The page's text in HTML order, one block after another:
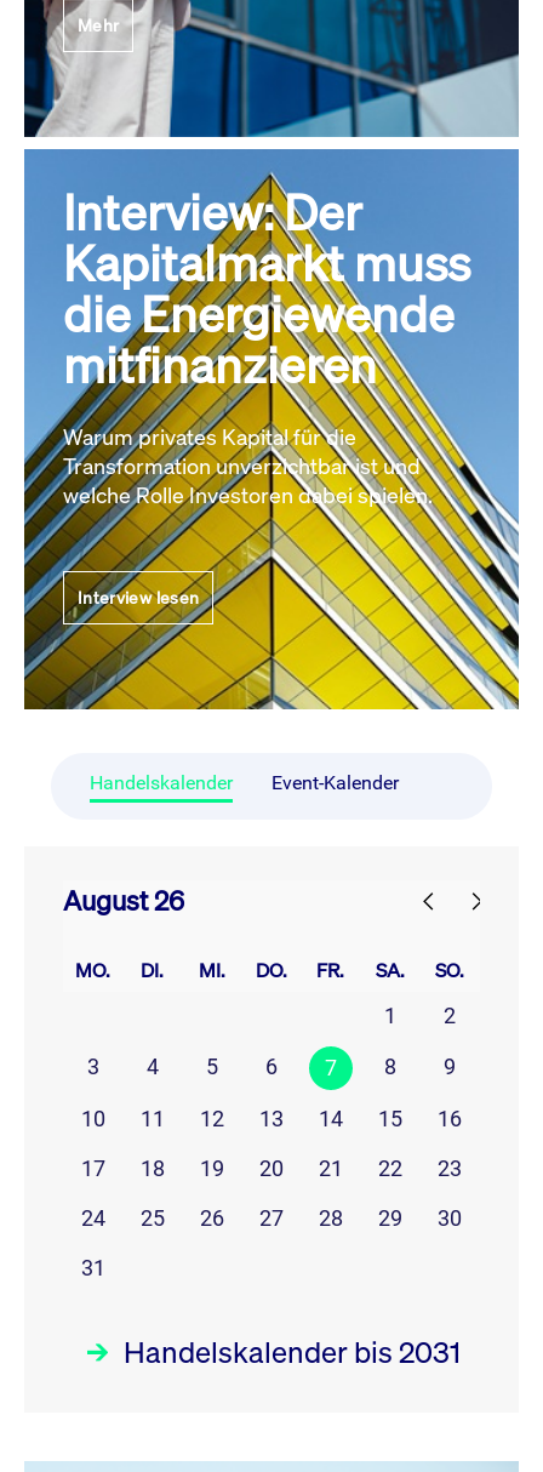
Mehr
Interview: Der
Kapitalmarkt muss
die Energiewende
mitfinanzieren
Warum privates Kapital für die
Transformation unverzichtbar ist und
welche Rolle Investoren dabei spielen.
Interview lesen
Handelskalender Event-Kalender
August 26
MO. DI. MI. DO. FR. SA. SO.
1
2
3
4 5 6 7 8 9
10 11 12 13 14 15
16
17
18 19 20 21 22
23
24
25 26 27 28 29
30
31
Handelskalender bis 2031